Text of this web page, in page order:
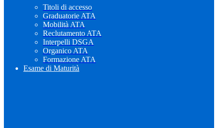
Titoli di accesso
Graduatorie ATA
Mobilità ATA
Reclutamento ATA
Interpelli DSGA
Organico ATA
Formazione ATA
Esame di Maturità